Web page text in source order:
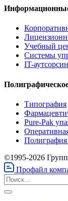
Учебный
Системы
IT-
Типография
Pure-Pak
Полиграфия
©1995-2026
Профайл